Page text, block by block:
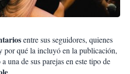
entre sus seguidores, quienes
por qué la incluyó en la publicación,
una de sus parejas en este tipo de